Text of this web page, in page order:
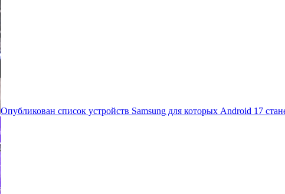
Опубликован список устройств Samsung для которых Android 17